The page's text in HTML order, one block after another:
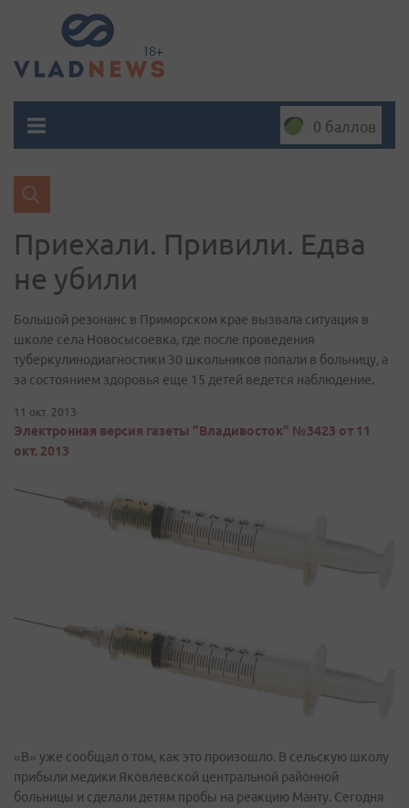
0 баллов
Приехали. Привили. Едва
не убили
Большой резонанс в Приморском крае вызвала ситуация в
школе села Новосысоевка, где после проведения
туберкулинодиагностики 30 школьников попали в больницу, а
за состоянием здоровья еще 15 детей ведется наблюдение.
11 окт. 2013
Электронная версия газеты "Владивосток" №3423 от 11
окт. 2013
«В» уже сообщал о том, как это произошло. В сельскую школу
прибыли медики Яковлевской центральной районной
больницы и сделали детям пробы на реакцию Манту. Сегодня